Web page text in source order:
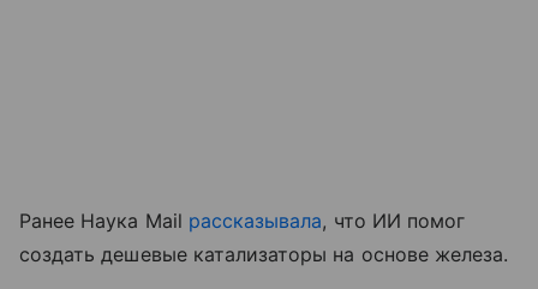
Ранее Наука Mail рассказывала, что ИИ помог
создать дешевые катализаторы на основе железа.